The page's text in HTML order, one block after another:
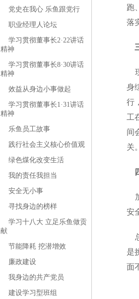
党史在我心 乐鱼跟党行
职业经理人论坛
学习贯彻董事长2·22讲话
精神
学习贯彻董事长8·30讲话
精神
效益从身边小事做起
学习贯彻董事长1·31讲话
精神
乐鱼员工故事
践行社会主义核心价值观
绿色煤化改变生活
我的责任我担当
安全无小事
寻找身边的榜样
学习十八大 立足乐鱼做贡
献
节能降耗 挖潜增效
廉政建设
我身边的共产党员
建设学习型班组
跑
落
身
行
工
间
关。
安
是
面